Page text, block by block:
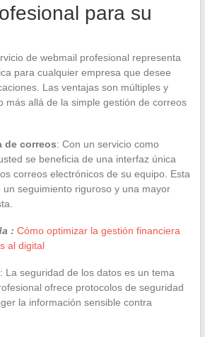
para su
de webmail profesional representa
para cualquier empresa que desee
Las ventajas son múltiples y
más allá de la simple gestión de correos
de correos: Con un servicio como
se beneficia de una interfaz única
correos electrónicos de su equipo. Esta
seguimiento riguroso y una mayor
: Cómo optimizar la gestión financiera
al digital
: La seguridad de los datos es un tema
ofrece protocolos de seguridad
la información sensible contra